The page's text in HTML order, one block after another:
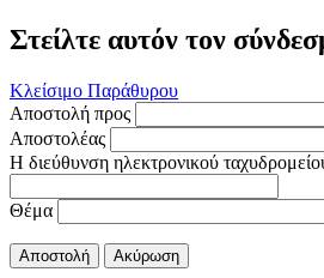
Στείλτε αυτόν τον
Κλείσιμο Παράθυρου
Αποστολή προς
Αποστολέας
Η διεύθυνση ηλεκτρονικού
Θέμα
Αποστολή Ακύρωση